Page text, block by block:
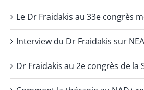
Le Dr Fraidakis au 33e congrès
Interview du Dr Fraidakis sur
Dr Fraidakis au 2e congrès de la